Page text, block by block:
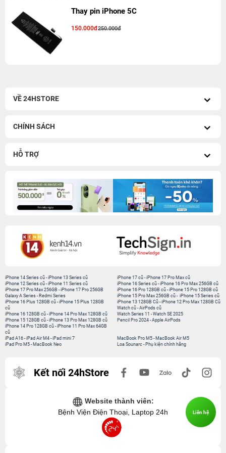
Thay pin iPhone 5C
150.000đ250.000đ
VỀ 24HSTORE
CHÍNH SÁCH
HỖ TRỢ
iPhone 14 Series cũ -iPhone 13 Series cũ
iPhone 12 Series cũ -iPhone 11 Series cũ
iPhone 17 Pro Max 256GB -iPhone 17 Pro 256GB
Galaxy A Series - Redmi Series
iPhone 17 cũ-iPhone 17 Pro Max cũ
iPhone 16 Series cũ- iPhone 16 Pro Max 256GB cũ
iPhone 16 Pro 128GB cũ-iPhone 15 Pro 128GB cũ
iPhone 15 Pro Max 256GB cũ- iPhone 15 Series cũ
iPhone 16 Plus 128GB cũ -iPhone 15 Plus 128GB
cũ
iPhone 16 128GB cũ -iPhone 14 Pro Max 128GB cũ
iPhone 15 128GB cũ -iPhone 13 Pro Max 128GB cũ
iPhone 14 Pro 128GB cũ -iPhone 11 Pro Max 64GB
cũ
iPhone 13 128GB Cũ-iPhone 12 Pro Max 128GB Cũ
Watch cũ-AirPods cũ
Watch Series 11 -Watch SE 2025
Pencil Pro 2024-Apple AirPods
iPad A16 -iPad Air M4 -iPad mini 7
iPad Pro M5 - MacBook Neo
MacBook Pro M5- MacBook Air M5
Loa Sounarc- Phụ kiện chính hãng
Kết nối 24hStore
Website thành viên:
Bệnh Viện Điện Thoại, Laptop 24h
Liên hệ